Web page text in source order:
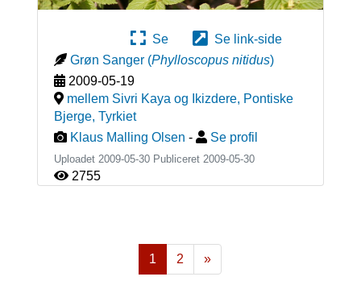
Se
Se link-side
Grøn Sanger (Phylloscopus nitidus)
2009-05-19
mellem Sivri Kaya og Ikizdere, Pontiske
Bjerge, Tyrkiet
Klaus Malling Olsen - Se profil
Uploadet 2009-05-30 Publiceret 2009-05-30
2755
1 2
»
Næste